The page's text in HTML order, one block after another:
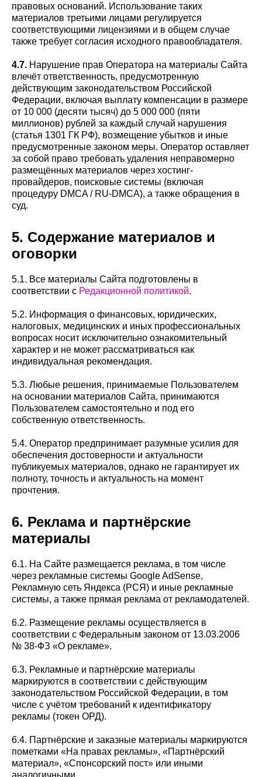
правовых оснований. Использование таких
материалов третьими лицами регулируется
соответствующими лицензиями и в общем случае
также требует согласия исходного правообладателя.
4.7. Нарушение прав Оператора на материалы Сайта
влечёт ответственность, предусмотренную
действующим законодательством Российской
Федерации, включая выплату компенсации в размере
от 10 000 (десяти тысяч) до 5 000 000 (пяти
миллионов) рублей за каждый случай нарушения
(статья 1301 ГК РФ), возмещение убытков и иные
предусмотренные законом меры. Оператор оставляет
за собой право требовать удаления неправомерно
размещённых материалов через хостинг-
провайдеров, поисковые системы (включая
процедуру DMCA / RU-DMCA), а также обращения в
суд.
5. Содержание материалов и
оговорки
5.1. Все материалы Сайта подготовлены в
соответствии с Редакционной политикой.
5.2. Информация о финансовых, юридических,
налоговых, медицинских и иных профессиональных
вопросах носит исключительно ознакомительный
характер и не может рассматриваться как
индивидуальная рекомендация.
5.3. Любые решения, принимаемые Пользователем
на основании материалов Сайта, принимаются
Пользователем самостоятельно и под его
собственную ответственность.
5.4. Оператор предпринимает разумные усилия для
обеспечения достоверности и актуальности
публикуемых материалов, однако не гарантирует их
полноту, точность и актуальность на момент
прочтения.
6. Реклама и партнёрские
материалы
6.1. На Сайте размещается реклама, в том числе
через рекламные системы Google AdSense,
Рекламную сеть Яндекса (РСЯ) и иные рекламные
системы, а также прямая реклама от рекламодателей.
6.2. Размещение рекламы осуществляется в
соответствии с Федеральным законом от 13.03.2006
№ 38-ФЗ «О рекламе».
6.3. Рекламные и партнёрские материалы
маркируются в соответствии с действующим
законодательством Российской Федерации, в том
числе с учётом требований к идентификатору
рекламы (токен ОРД).
6.4. Партнёрские и заказные материалы маркируются
пометками «На правах рекламы», «Партнёрский
материал», «Спонсорский пост» или иными
аналогичными.